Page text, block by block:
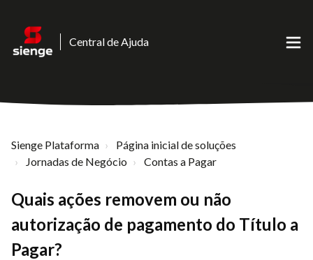
Central de Ajuda
Sienge Plataforma
Página inicial de soluções
Jornadas de Negócio
Contas a Pagar
Quais ações removem ou não
autorização de pagamento do Título a
Pagar?